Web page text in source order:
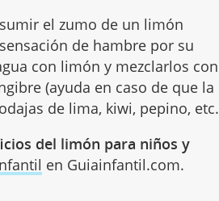
el zumo de un limón
de hambre por su
con limón y mezclarlos con
(ayuda en caso de que la
de lima, kiwi, pepino, etc.
del limón para niños y
en Guiainfantil.com.